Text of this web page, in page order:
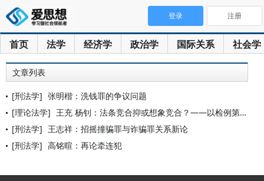
首页 法学 经济学 政治学 国际关系 社会学
登录 注册
文章列表
[刑法学] 张明楷：洗钱罪的争议问题
[理论法学] 王充 杨钊：法条竞合抑或想象竞合？——以检例第136号中的溯
[刑法学] 王志祥：招摇撞骗罪与诈骗罪关系新论
[刑法学] 高铭暄：再论牵连犯